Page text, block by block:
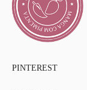
PINTEREST